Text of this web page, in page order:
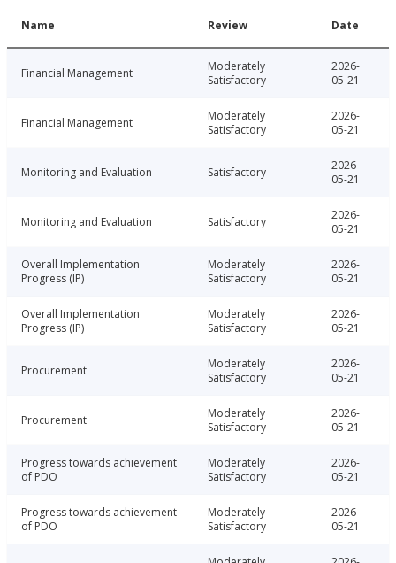
Name Review Date
Financial Management
Moderately
Satisfactory
2026-
05-21
Financial Management
Moderately
Satisfactory
2026-
05-21
Monitoring and Evaluation Satisfactory
2026-
05-21
Monitoring and Evaluation Satisfactory
2026-
05-21
Overall Implementation
Progress (IP)
Moderately
Satisfactory
2026-
05-21
Overall Implementation
Progress (IP)
Moderately
Satisfactory
2026-
05-21
Procurement
Moderately
Satisfactory
2026-
05-21
Procurement
Moderately
Satisfactory
2026-
05-21
Progress towards achievement
of PDO
Moderately
Satisfactory
2026-
05-21
Progress towards achievement
of PDO
Moderately
Satisfactory
2026-
05-21